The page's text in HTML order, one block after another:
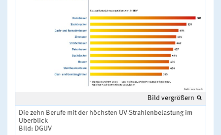
Bild vergrößern
Die zehn Berufe mit der höchsten UV-Strahlenbelastung im
Überblick
Bild: DGUV